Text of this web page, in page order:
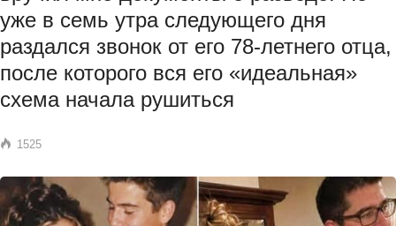
уже в семь утра следующего дня
раздался звонок от его 78-летнего отца,
после которого вся его «идеальная»
схема начала рушиться
1525